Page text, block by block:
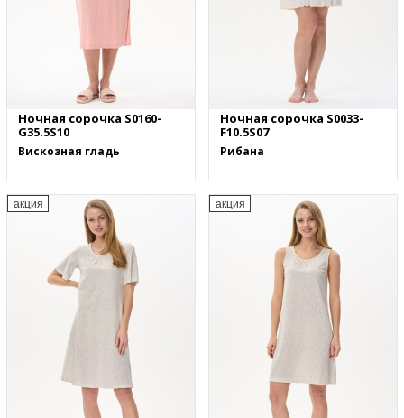
Ночная сорочка S0160-
G35.5S10
Вискозная гладь
Ночная сорочка S0033-
F10.5S07
Рибана
акция акция